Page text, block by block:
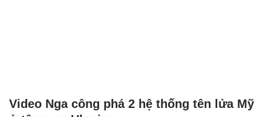
Video Nga công phá 2 hệ thống tên lửa Mỹ